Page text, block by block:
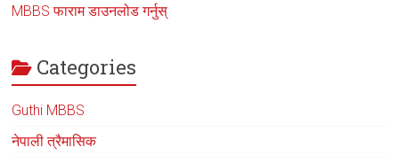
MBBS फाराम डाउनलोड गर्नुस्
Categories
Guthi MBBS
नेपाली त्रैमासिक